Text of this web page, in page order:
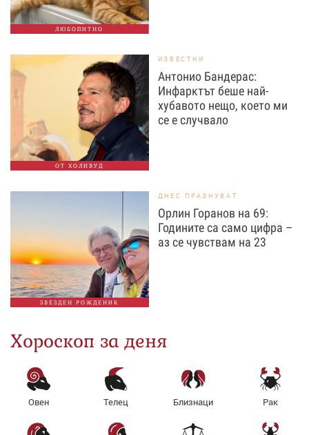
ЛЮБОПИТНО
ОТ ХОЛИВУД
ИЗВЕСТНИ
Антонио Бандерас:
Инфарктът беше най-
хубавото нещо, което ми
се е случвало
ЗВЕЗДЕН РОЖДЕНИК
ДНЕС ПРАЗНУВАТ
Орлин Горанов на 69:
Годините са само цифра –
аз се чувствам на 23
Хороскоп за деня
Овен Телец Близнаци Рак